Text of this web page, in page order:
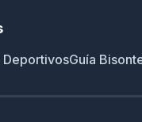
DeportivosGuía